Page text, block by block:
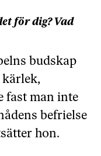
för dig? Vad
budskap
kärlek,
fast man inte
befrielse
hon.